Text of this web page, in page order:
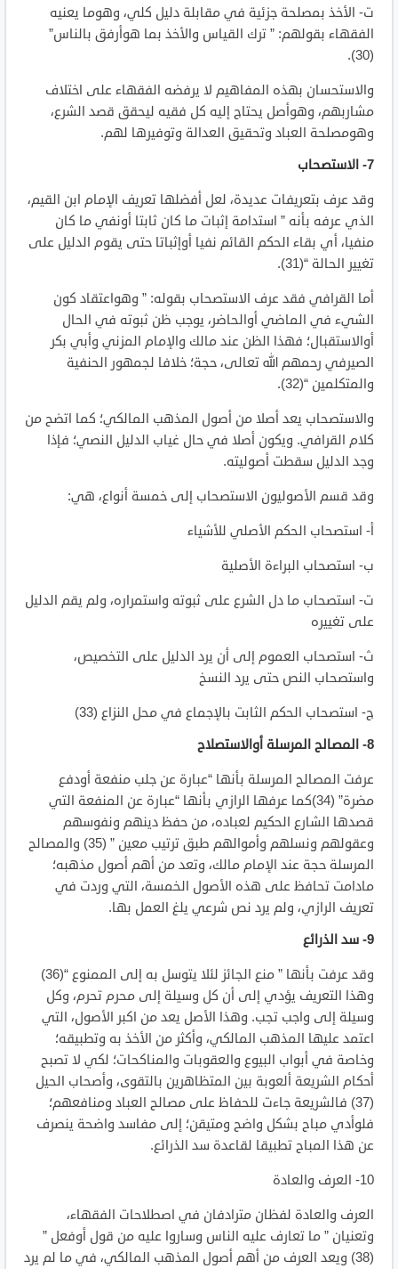
ت‌- الأخذ بمصلحة جزئية في مقابلة دليل كلي، وهوما يعنيه
الفقهاء بقولهم: ” ترك القياس والأخذ بما هوأرفق بالناس”
(30).
والاستحسان بهذه المفاهيم لا يرفضه الفقهاء على اختلاف
مشاربهم، وهوأصل يحتاج إليه كل فقيه ليحقق قصد الشرع،
وهومصلحة العباد وتحقيق العدالة وتوفيرها لهم.
7- الاستصحاب
وقد عرف بتعريفات عديدة، لعل أفضلها تعريف الإمام ابن القيم،
الذي عرفه بأنه ” استدامة إثبات ما كان ثابتا أونفي ما كان
منفيا، أي بقاء الحكم القائم نفيا أوإثباتا حتى يقوم الدليل على
تغيير الحالة “(31).
أما القرافي فقد عرف الاستصحاب بقوله: ” وهواعتقاد كون
الشيء في الماضي أوالحاضر، يوجب ظن ثبوته في الحال
أوالاستقبال؛ فهذا الظن عند مالك والإمام المزني وأبي بكر
الصيرفي رحمهم الله تعالى، حجة؛ خلافا لجمهور الحنفية
والمتكلمين “(32).
والاستصحاب يعد أصلا من أصول المذهب المالكي؛ كما اتضح من
كلام القرافي. ويكون أصلا في حال غياب الدليل النصي؛ فإذا
وجد الدليل سقطت أصوليته.
وقد قسم الأصوليون الاستصحاب إلى خمسة أنواع، هي:
أ‌- استصحاب الحكم الأصلي للأشياء
ب‌- استصحاب البراءة الأصلية
ت‌- استصحاب ما دل الشرع على ثبوته واستمراره، ولم يقم الدليل
على تغييره
ث‌- استصحاب العموم إلى أن يرد الدليل على التخصيص،
واستصحاب النص حتى يرد النسخ
ج‌- استصحاب الحكم الثابت بالإجماع في محل النزاع (33)
8- المصالح المرسلة أوالاستصلاح
عرفت المصالح المرسلة بأنها “عبارة عن جلب منفعة أودفع
مضرة” (34)كما عرفها الرازي بأنها “عبارة عن المنفعة التي
قصدها الشارع الحكيم لعباده، من حفظ دينهم ونفوسهم
وعقولهم ونسلهم وأموالهم طبق ترتيب معين ” (35) والمصالح
المرسلة حجة عند الإمام مالك، وتعد من أهم أصول مذهبه؛
مادامت تحافظ على هذه الأصول الخمسة، التي وردت في
تعريف الرازي، ولم يرد نص شرعي يلغ العمل بها.
9- سد الذرائع
وقد عرفت بأنها ” منع الجائز لئلا يتوسل به إلى الممنوع “(36)
وهذا التعريف يؤدي إلى أن كل وسيلة إلى محرم تحرم، وكل
وسيلة إلى واجب تجب. وهذا الأصل يعد من اكبر الأصول، التي
اعتمد عليها المذهب المالكي، وأكثر من الأخذ به وتطبيقه؛
وخاصة في أبواب البيوع والعقوبات والمناكحات؛ لكي لا تصبح
أحكام الشريعة ألعوبة بين المتظاهرين بالتقوى، وأصحاب الحيل
(37) فالشريعة جاءت للحفاظ على مصالح العباد ومنافعهم؛
فلوأدي مباح بشكل واضح ومتيقن؛ إلى مفاسد واضحة ينصرف
عن هذا المباح تطبيقا لقاعدة سد الذرائع.
10- العرف والعادة
العرف والعادة لفظان مترادفان في اصطلاحات الفقهاء،
وتعنيان ” ما تعارف عليه الناس وساروا عليه من قول أوفعل ”
(38) ويعد العرف من أهم أصول المذهب المالكي، في ما لم يرد